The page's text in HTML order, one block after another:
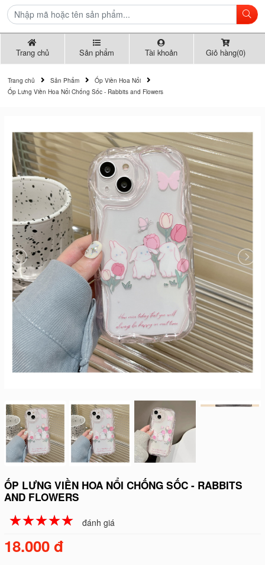
Trang chủ Sản phẩm Tài khoản Giỏ hàng(0)
Trang chủ Sản Phẩm
Ốp Viền Hoa Nổi
Ốp Lưng Viền Hoa Nổi Chống Sốc - Rabbits and Flowers
ỐP LƯNG VIỀN HOA NỔI CHỐNG SỐC - RABBITS
AND FLOWERS
☆☆☆☆☆
★★★★★ đánh giá
18.000 đ